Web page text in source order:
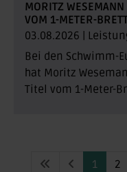
MORITZ
VOM 1-METER-
03.08.2026
Bei den Schwimm-
hat Moritz
Titel vom 1-Meter-
1 2